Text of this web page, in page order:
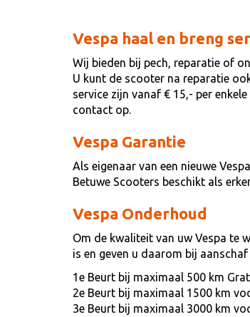
Vespa haal en breng
Wij bieden bij pech, reparatie of
U kunt de scooter na reparatie
service zijn vanaf € 15,- per
contact op.
Vespa Garantie
Als eigenaar van een nieuwe
Betuwe Scooters beschikt als
Vespa Onderhoud
Om de kwaliteit van uw Vespa te
is en geven u daarom bij
1e Beurt bij maximaal 500 km
2e Beurt bij maximaal 1500 km
3e Beurt bij maximaal 3000 km